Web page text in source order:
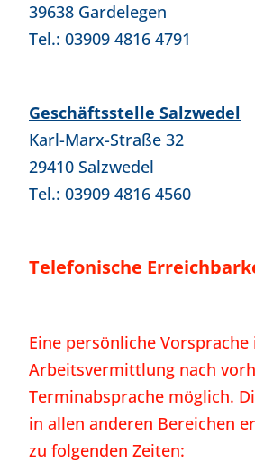
39638 Gardelegen
Tel.: 03909 4816 4791
Geschäftsstelle Salzwedel
Karl-Marx-Straße 32
29410 Salzwedel
Tel.: 03909 4816 4560
Telefonische
Eine persönliche
Arbeitsvermittlung nach
Terminabsprache möglich.
in allen anderen Bereichen
zu folgenden Zeiten: